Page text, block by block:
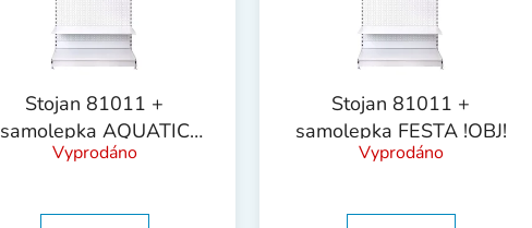
Stojan 81011 +
samolepka AQUATIC
!OBJ!
Vyprodáno
Stojan 81011 +
samolepka FESTA !OBJ!
Vyprodáno